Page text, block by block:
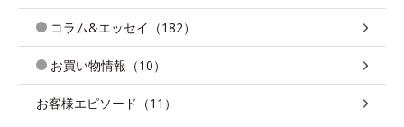
コラム&エッセイ（182）
お買い物情報（10）
お客様エピソード（11）